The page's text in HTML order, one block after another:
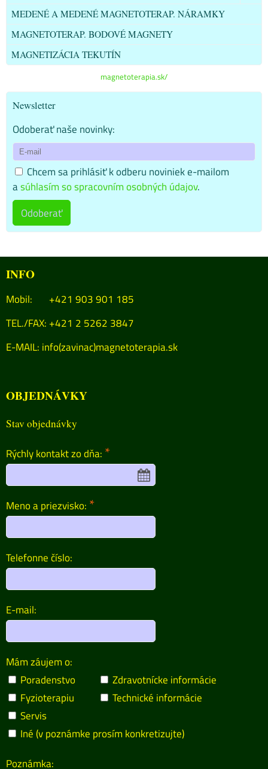
MEDENÉ A MEDENÉ MAGNETOTERAP. NÁRAMKY
MAGNETOTERAP. BODOVÉ MAGNETY
MAGNETIZÁCIA TEKUTÍN
magnetoterapia.sk/
Newsletter
Odoberať naše novinky:
Chcem sa prihlásiť k odberu noviniek e-mailom
asúhlasím so spracovním osobných údajov.
Odoberať
INFO
Mobil: +421 903 901 185
TEL./FAX: +421 2 5262 3847
E-MAIL: info(zavinac)magnetoterapia.sk
OBJEDNÁVKY
Stav objednávky
Rýchly kontakt zo dňa: *
Meno a priezvisko: *
Telefonne číslo:
E-mail:
Mám záujem o:
Poradenstvo
Zdravotnícke informácie
Fyzioterapiu
Technické informácie
Servis
Iné (v poznámke prosím konkretizujte)
Poznámka: